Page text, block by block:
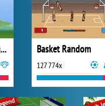
Yetisports - flamingo drive Basket Random
127 774x